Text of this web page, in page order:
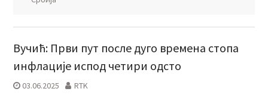
Вучић: Први пут после дуго времена стопа
инфлације испод четири одсто
03.06.2025 RTK